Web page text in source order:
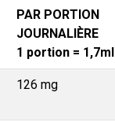
PAR PORTION
JOURNALIÈRE
1 portion = 1,7ml
126 mg